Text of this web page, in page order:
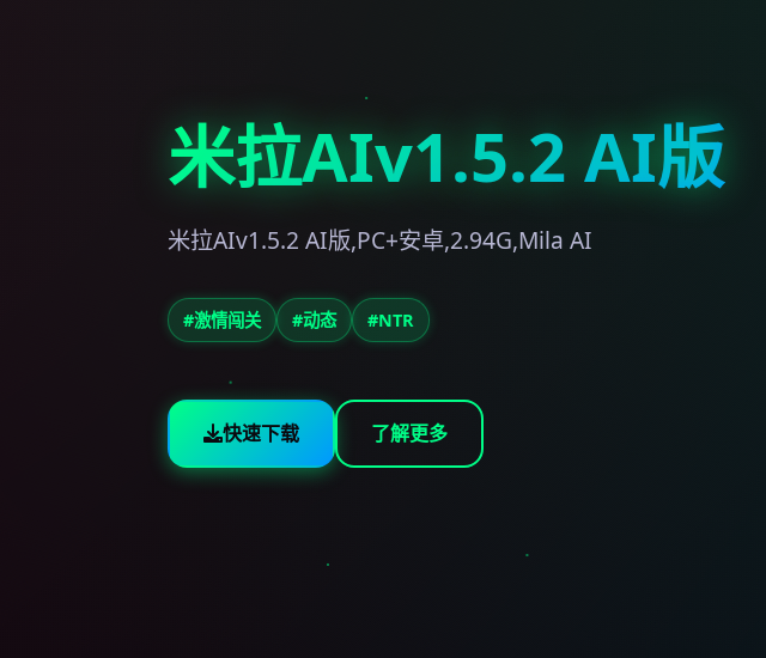
米拉AIv1.5.2 AI版
米拉AIv1.5.2 AI版,PC+安卓,2.94G,Mila AI
#激情闯关 #动态 #NTR
快速下载 了解更多